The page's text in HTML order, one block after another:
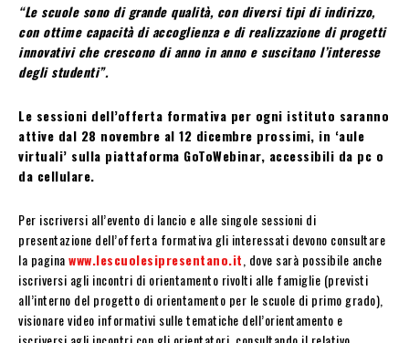
“Le scuole sono di grande qualità, con diversi tipi di indirizzo,
con ottime capacità di accoglienza e di realizzazione di progetti
innovativi che crescono di anno in anno e suscitano l’interesse
degli studenti”.
Le sessioni dell’offerta formativa per ogni istituto saranno
attive dal 28 novembre al 12 dicembre prossimi, in ‘aule
virtuali’ sulla piattaforma GoToWebinar, accessibili da pc o
da cellulare.
Per iscriversi all’evento di lancio e alle singole sessioni di
presentazione dell’offerta formativa gli interessati devono consultare
la paginawww.lescuolesipresentano.it , dove sarà possibile anche
iscriversi agli incontri di orientamento rivolti alle famiglie (previsti
all’interno del progetto di orientamento per le scuole di primo grado),
visionare video informativi sulle tematiche dell’orientamento e